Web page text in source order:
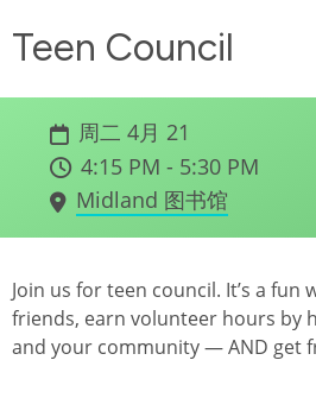
Teen Council
周二 4月 21
4:15 PM - 5:30 PM
Midland 图书馆
Join us for teen council. It’s a fun
friends, earn volunteer hours by
and your community — AND get